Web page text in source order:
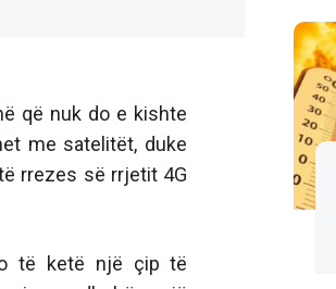
që nuk do e kishte
me satelitët, duke
rrezes së rrjetit 4G
të ketë një çip të